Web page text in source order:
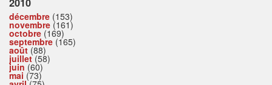
décembre (153)
novembre (161)
octobre (169)
septembre (165)
août (88)
juillet(58)
juin (60)
mai (73)